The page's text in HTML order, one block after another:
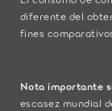
diferente del
fines
Nota importante
escasez mundial